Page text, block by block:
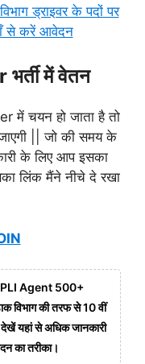
ड्राइवर के पदों पर
से करें आवेदन
में वेतन
में चयन हो जाता है तो
|| जो की समय के
के लिए आप इसका
लिंक मैंने नीचे दे रखा
Agent 500+
की तरफ से 10 वीं
यहां से अधिक जानकारी
का तरीका।